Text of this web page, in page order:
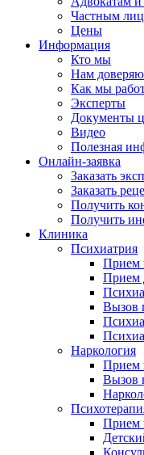
Частным
Цены
Информация
Кто мы
Нам
Как мы
Эксперты
Документы
Видео
Полезная
Онлайн-заявка
Заказать
Заказать
Получить
Получить
Клиника
Психиатрия
Прием
Прием
Вызов
Наркология
Прием
Вызов
Прием